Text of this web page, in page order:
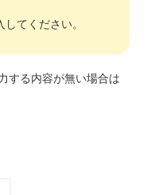
てください。
する内容が無い場合は